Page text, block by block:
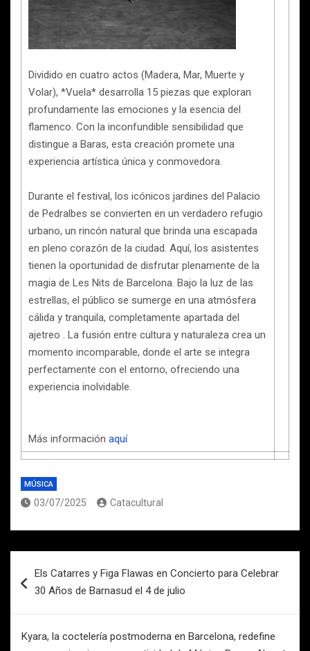
Dividido en cuatro actos (Madera, Mar, Muerte y
Volar), *Vuela* desarrolla 15 piezas que exploran
profundamente las emociones y la esencia del
flamenco. Con la inconfundible sensibilidad que
distingue a Baras, esta creación promete una
experiencia artística única y conmovedora.
Durante el festival, los icónicos jardines del Palacio
de Pedralbes se convierten en un verdadero refugio
urbano, un rincón natural que brinda una escapada
en pleno corazón de la ciudad. Aquí, los asistentes
tienen la oportunidad de disfrutar plenamente de la
magia de Les Nits de Barcelona. Bajo la luz de las
estrellas, el público se sumerge en una atmósfera
cálida y tranquila, completamente apartada del
ajetreo . La fusión entre cultura y naturaleza crea un
momento incomparable, donde el arte se integra
perfectamente con el entorno, ofreciendo una
experiencia inolvidable.
Más información aquí
MÚSICA
03/07/2025 Catacultural
de
Els Catarres y Figa Flawas en Concierto para Celebrar
30 Años de Barnasud el 4 de julio
Kyara, la coctelería postmoderna en Barcelona, redefine